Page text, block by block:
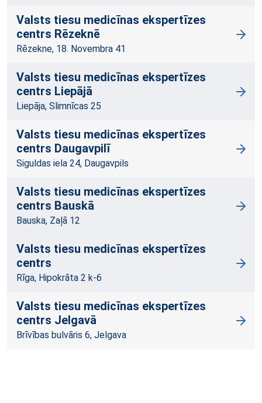
Valsts tiesu medicīnas ekspertīzes
centrs Rēzeknē
Rēzekne, 18. Novembra 41
Valsts tiesu medicīnas ekspertīzes
centrs Liepājā
Liepāja, Slimnīcas 25
Valsts tiesu medicīnas ekspertīzes
centrs Daugavpilī
Siguldas iela 24, Daugavpils
Valsts tiesu medicīnas ekspertīzes
centrs Bauskā
Bauska, Zaļā 12
Valsts tiesu medicīnas ekspertīzes
centrs
Rīga, Hipokrāta 2 k-6
Valsts tiesu medicīnas ekspertīzes
centrs Jelgavā
Brīvības bulvāris 6, Jelgava